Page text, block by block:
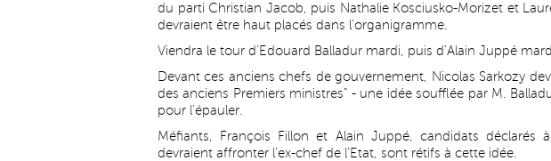
du parti Christian Jacob, puis Nathalie Kosciusko-Morizet et
devraient être haut placés dans l'organigramme.
Viendra le tour d'Edouard Balladur mardi, puis d'Alain Juppé
Devant ces anciens chefs de gouvernement, Nicolas Sarkozy
des anciens Premiers ministres" - une idée soufflée par M.
pour l'épauler.
Méfiants, François Fillon et Alain Juppé, candidats déclarés
devraient affronter l'ex-chef de l'Etat, sont rétifs à cette idée.